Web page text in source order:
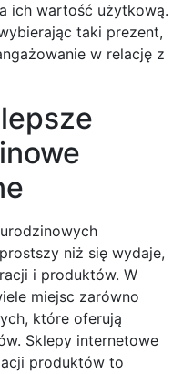
ich wartość użytkową.
taki prezent,
w relację z
niż się wydaje,
i produktów. W
miejsc zarówno
które oferują
Sklepy internetowe
produktów to